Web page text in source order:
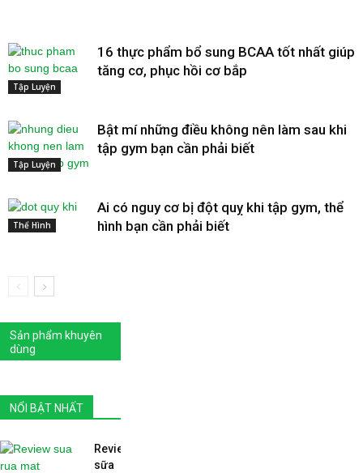
Tập Luyện
16 thực phẩm bổ sung BCAA tốt nhất giúp
tăng cơ, phục hồi cơ bắp
Tập Luyện
Bật mí những điều không nên làm sau khi
tập gym bạn cần phải biết
Thể Hình
Ai có nguy cơ bị đột quỵ khi tập gym, thể
hình bạn cần phải biết
Sản phẩm khuyên
dùng
NỔI BẬT NHẤT
Review
sữa